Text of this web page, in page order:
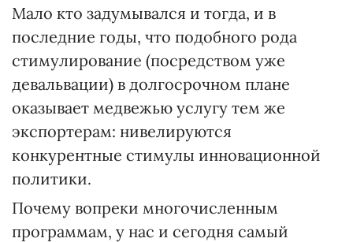
Мало кто задумывался и тогда, и в
последние годы, что подобного рода
стимулирование (посредством уже
девальвации) в долгосрочном плане
оказывает медвежью услугу тем же
экспортерам: нивелируются
конкурентные стимулы инновационной
политики.
Почему вопреки многочисленным
программам, у нас и сегодня самый